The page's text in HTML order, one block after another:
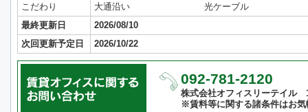
こだわり
大通沿い
光ケーブル
最終更新日
2026/08/10
次回更新予定日
2026/10/22
092-781-2120
株式会社オフィスリーテイル
※賃料等に関する諸条件はお